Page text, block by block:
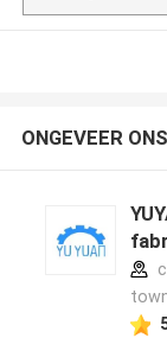
ONGEVEER ONS